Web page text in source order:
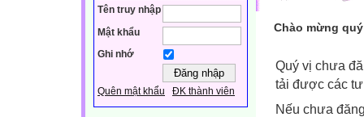
Tên truy nhập
Mật khẩu
Ghi nhớ
Quên mật khẩu ĐK thành viên
Chào mừng
Quý vị chưa
tải được các
Nếu chưa